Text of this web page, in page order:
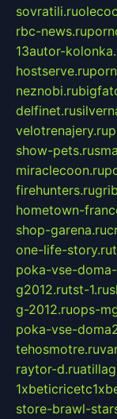
sovratili.ru
rbc-news.ru
13autor-
hostserve.ru
neznobi.ru
delfinet.ru
velotrenajery.ru
show-pets.ru
miraclecoon.ru
firehunters.ru
hometown-
shop-garena.ru
one-life-story.ru
poka-vse-
g2012.rutst-1.ru
g-2012.ruops-
poka-vse-
tehosmotre.ru
raytor-d.ru
store-brawl-